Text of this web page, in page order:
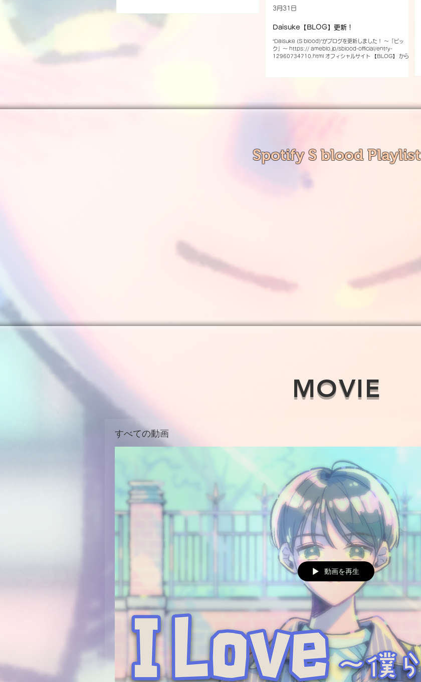
LINE(@457khpks)でID検索 BLOG
Daisuke【BLOG】更新！
“Daisuke (S blood)”がブログを更新しました！ 〜「ピッ
ク」〜 https:// ameblo.jp/sblood-official/entry-
12960734710.html オフィシャルサイト 【BLOG】 からご
3月31日
Spotify S blood Playlist
MOVIE
すべての動画
動画を再生